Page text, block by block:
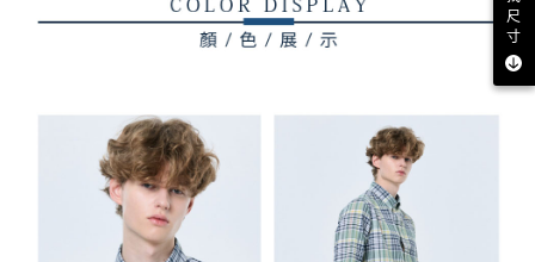
尺
寸